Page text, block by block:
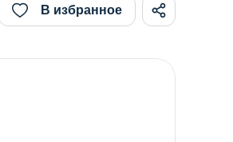
В избранное